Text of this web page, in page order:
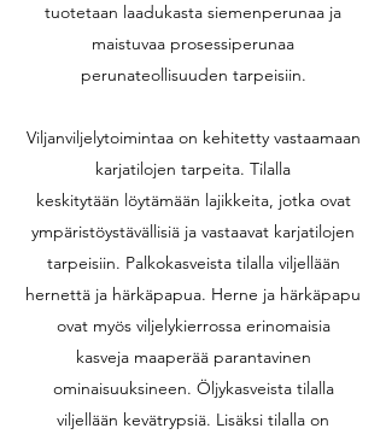
tuotetaan laadukasta siemenperunaa ja
maistuvaa prosessiperunaa
perunateollisuuden tarpeisiin.
Viljanviljelytoimintaa on kehitetty vastaamaan
karjatilojen tarpeita. Tilalla
keskitytään löytämään lajikkeita, jotka ovat
ympäristöystävällisiä ja vastaavat karjatilojen
tarpeisiin. Palkokasveista tilalla viljellään
hernettä ja härkäpapua. Herne ja härkäpapu
ovat myös viljelykierrossa erinomaisia
kasveja maaperää parantavinen
ominaisuuksineen. Öljykasveista tilalla
viljellään kevätrypsiä. Lisäksi tilalla on